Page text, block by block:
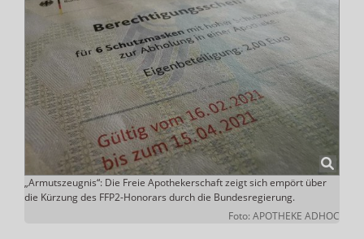
„Armutszeugnis“: Die Freie Apothekerschaft zeigt sich empört über
die Kürzung des FFP2-Honorars durch die Bundesregierung.
Foto: APOTHEKE ADHOC